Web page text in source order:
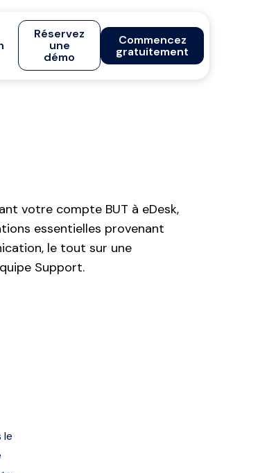
Réservez
une
démo
Commencez
gratuitement
votre compte BUT à eDesk,
essentielles provenant
le tout sur une
Support.
le